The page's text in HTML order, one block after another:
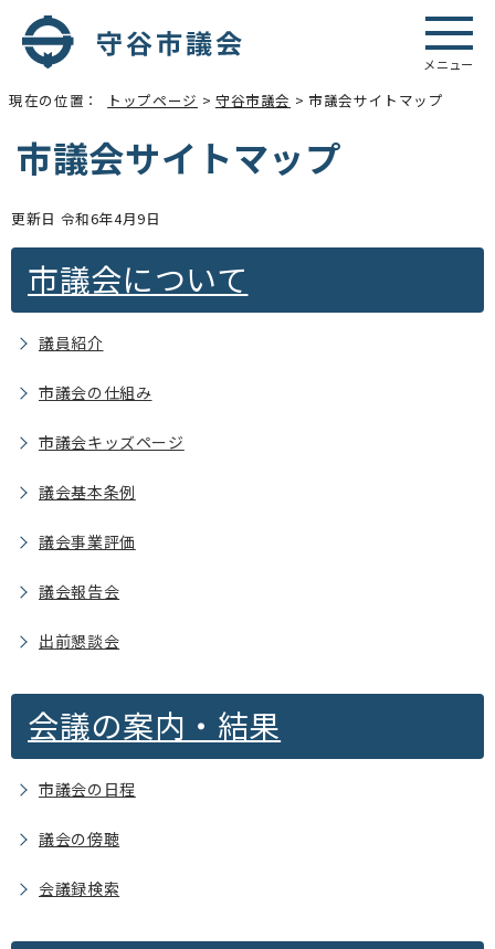
メニュー
現在の位置： トップページ > 守谷市議会 > 市議会サイトマップ
市議会サイトマップ
更新日 令和6年4月9日
市議会について
議員紹介
市議会の仕組み
市議会キッズページ
議会基本条例
議会事業評価
議会報告会
出前懇談会
会議の案内・結果
市議会の日程
議会の傍聴
会議録検索